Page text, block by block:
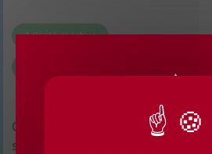
Activité sportive
Comme l’année passée, le CIAS
seniors activité physique adaptée,